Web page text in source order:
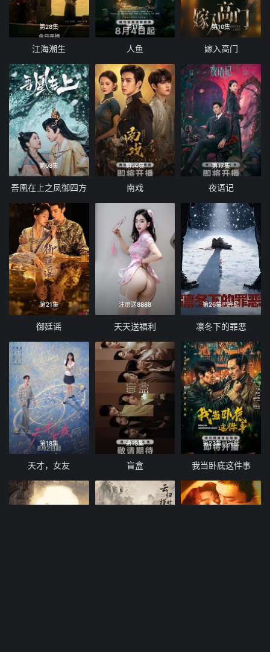
第28集
江海潮生
第11集
人鱼
第10集
嫁入高门
第08集
吾凰在上之凤御四方
第14集
南戏
第17集
夜语记
第21集
御廷谣
注册送8888
天天送福利
第26集已完结
凛冬下的罪恶
第18集
天才，女友
第13集
盲盒
第23集已完结
我当卧底这件事